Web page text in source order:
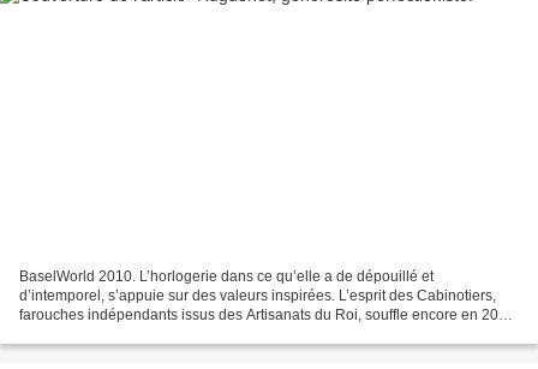
BaselWorld 2010. L’horlogerie dans ce qu’elle a de dépouillé et
d’intemporel, s’appuie sur des valeurs inspirées. L’esprit des Cabinotiers,
farouches indépendants issus des Artisanats du Roi, souffle encore en 2010.